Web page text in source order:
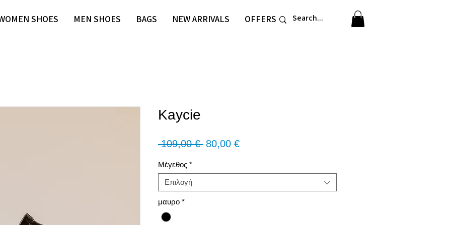
SHOES MEN SHOES BAGS NEW ARRIVALS OFFERS
Kaycie
109,00 € Κανονική
80,00 €Τιμή
Μέγεθος *
Επιλογή
μαυρο *